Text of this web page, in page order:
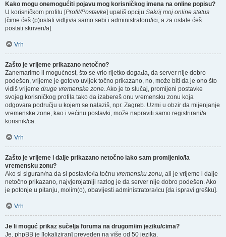
Kako mogu onemogućiti pojavu mog korisničkog imena na online popisu?
U korisničkom profilu [Profil/Postavke] upališ opciju Sakrij moj online status
[čime ćeš (p)ostati vidljiv/a samo sebi i administratoru/ici, a za ostale ćeš
postati skriven/a].
Vrh
Zašto je vrijeme prikazano netočno?
Zanemarimo li mogućnost, što se vrlo rijetko događa, da server nije dobro
podešen, vrijeme je gotovo uvijek točno prikazano, no, može biti da je ono što
vidiš vrijeme druge vremenske zone. Ako je to slučaj, promijeni postavke
svojeg korisničkog profila tako da izabereš onu vremensku zonu koja
odgovara području u kojem se nalaziš, npr. Zagreb. Uzmi u obzir da mijenjanje
vremenske zone, kao i većinu postavki, može napraviti samo registrirani/a
korisnik/ca.
Vrh
Zašto je vrijeme i dalje prikazano netočno iako sam promijenio/la
vremensku zonu?
Ako si siguran/na da si postavio/la točnu vremensku zonu, ali je vrijeme i dalje
netočno prikazano, najvjerojatniji razlog je da server nije dobro podešen. Ako
je potonje u pitanju, molim(o), obavijesti administratora/icu [da ispravi grešku].
Vrh
Je li moguć prikaz sučelja foruma na drugom/im jeziku/cima?
Je. phpBB je [lokaliziran] preveden na više od 50 jezika.